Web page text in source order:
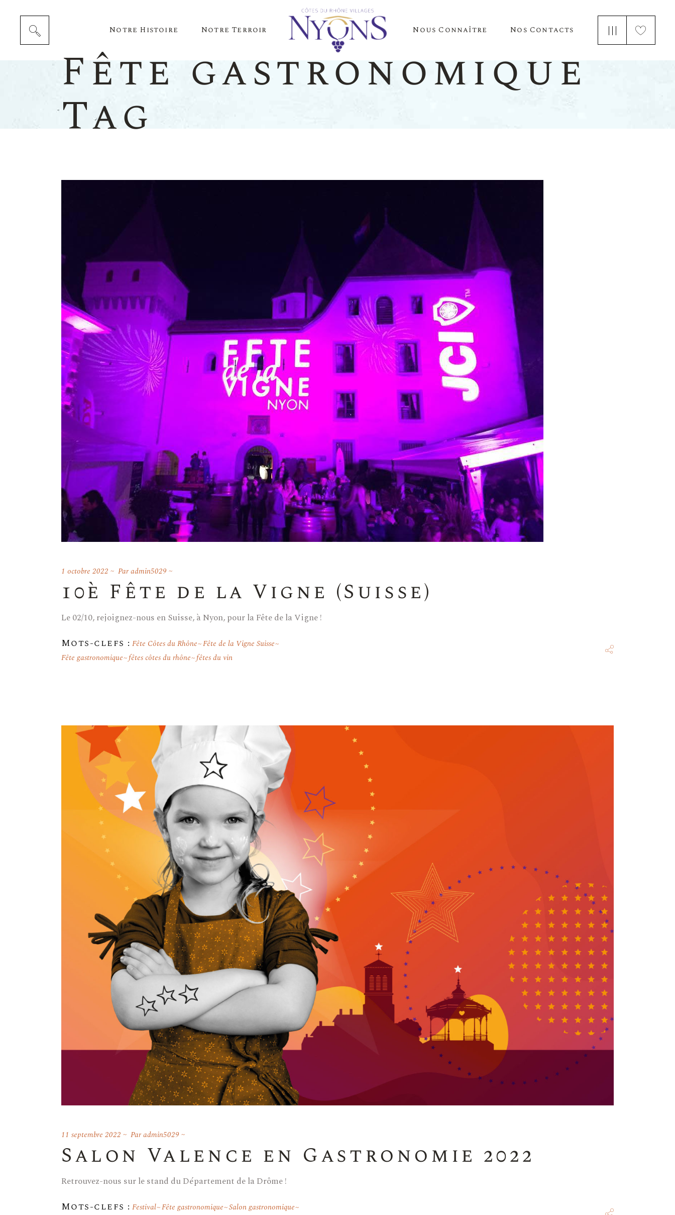
Notre Histoire Notre Terroir Nous Connaître Nos Contacts
Cépages Et Saveurs
La Presse Parle De Nous
Fête gastronomique
Tag
1 octobre 2022 Paradmin5029
10è Fête de la Vigne (Suisse)
Le 02/10, rejoignez-nous en Suisse, à Nyon, pour la Fête de la Vigne !
Mots-clefs : Fête Côtes du Rhône Fête de la Vigne Suisse
Fête gastronomique fêtes côtes du rhône fêtes du vin
11 septembre 2022 Paradmin5029
Salon Valence en Gastronomie 2022
Retrouvez-nous sur le stand du Département de la Drôme !
Mots-clefs : Festival Fête gastronomique Salon gastronomique